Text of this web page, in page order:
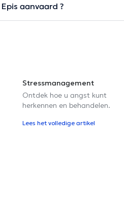
aanvaard ?
Stressmanagement
Ontdek hoe u angst kunt
herkennen en behandelen.
Lees het volledige artikel